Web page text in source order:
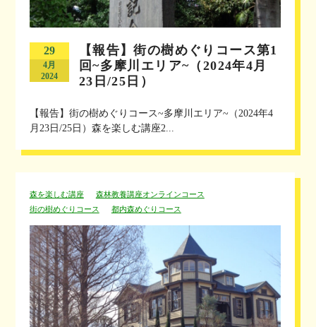
29
4月
2024
【報告】街の樹めぐりコース第1
回~多摩川エリア~（2024年4月
23日/25日）
【報告】街の樹めぐりコース~多摩川エリア~（2024年4
月23日/25日）森を楽しむ講座2...
森を楽しむ講座
森林教養講座オンラインコース
街の樹めぐりコース
都内森めぐりコース